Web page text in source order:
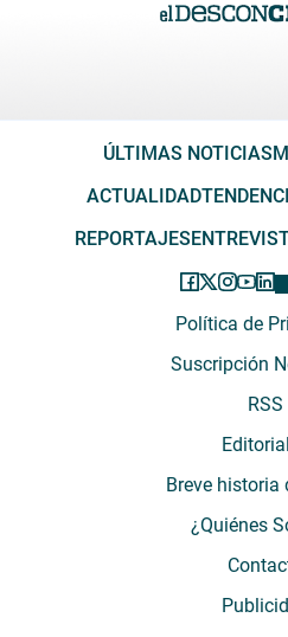
ÚLTIMAS NOTICIAS
ACTUALIDAD
REPORTAJES
Política de
Suscripción
RSS
Breve historia
¿Quiénes